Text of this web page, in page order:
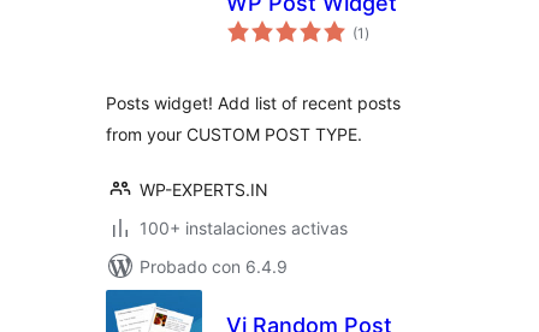
(1 total
de
)
Posts widget! Add list of recent posts
from your CUSTOM POST TYPE.
WP-EXPERTS.IN
100+ instalaciones activas
Probado con 6.4.9
Vi Random Post